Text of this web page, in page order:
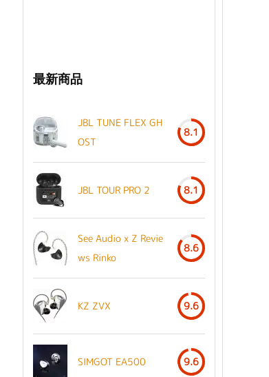
最新商品
JBL TUNE FLEX GH
OST
8.1
JBL TOUR PRO 2 8.1
See Audio x Z Revie
ws Rinko
8.6
KZ ZVX 9.6
SIMGOT EA500 9.6